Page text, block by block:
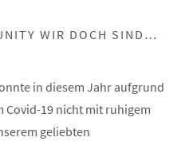
WIR DOCH SIND…
in diesem Jahr aufgrund
19 nicht mit ruhigem
geliebten